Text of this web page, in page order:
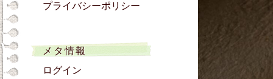
プライバシーポリシー
メタ情報
ログイン